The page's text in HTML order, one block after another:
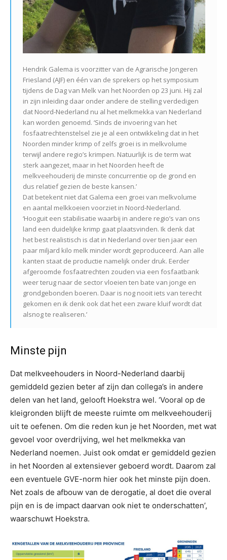
Hendrik Galema is voorzitter van de Agrarische Jongeren
Friesland (AJF) en één van de sprekers op het symposium
tijdens de Dag van Melk van het Noorden op 23 juni. Hij zal
in zijn inleiding daar onder andere de stelling verdedigen
dat Noord-Nederland nu al het melkmekka van Nederland
kan worden genoemd. ‘Sinds de invoering van het
fosfaatrechtenstelsel zie je al een ontwikkeling dat in het
Noorden minder krimp of zelfs groei is in melkvolume
terwijl andere regio’s krimpen. Natuurlijk is de term wat
sterk aangezet, maar in het Noorden heeft de
melkveehouderij de minste concurrentie op de grond en
dus relatief gezien de beste kansen.’
Dat betekent niet dat Galema een groei van melkvolume
en aantal melkkoeien voorziet in Noord-Nederland.
‘Hooguit een stabilisatie waarbij in andere regio’s van ons
land een duidelijke krimp gaat plaatsvinden. Ik denk dat
het best realistisch is dat in Nederland over tien jaar een
paar miljard kilo melk minder wordt geproduceerd. Aan alle
kanten staat de productie namelijk onder druk. Eerder
afgeroomde fosfaatrechten zouden via een fosfaatbank
weer terug naar de sector vloeien ten bate van jonge en
grondgebonden boeren. Daar is nog nooit iets van terecht
gekomen en ik denk ook dat het een zware kluif wordt dat
alsnog te realiseren.’
Minste pijn
Dat melkveehouders in Noord-Nederland daarbij
gemiddeld gezien beter af zijn dan collega’s in andere
delen van het land, gelooft Hoekstra wel. ‘Vooral op de
kleigronden blijft de meeste ruimte om melkveehouderij
uit te oefenen. Om die reden kun je het Noorden, met wat
gevoel voor overdrijving, wel het melkmekka van
Nederland noemen. Juist ook omdat er gemiddeld gezien
in het Noorden al extensiever geboerd wordt. Daarom zal
een eventuele GVE-norm hier ook het minste pijn doen.
Net zoals de afbouw van de derogatie, al doet die overal
pijn en is de impact daarvan ook niet te onderschatten’,
waarschuwt Hoekstra.